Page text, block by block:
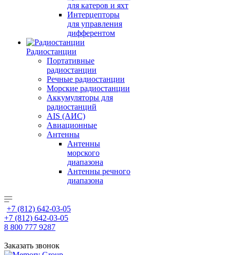
для катеров и яхт
Интерцепторы
для управления
дифферентом
Радиостанции
Портативные
радиостанции
Речные радиостанции
Морские радиостанции
Аккумуляторы для
радиостанций
AIS (АИС)
Авиационные
Антенны
Антенны
морского
диапазона
Антенны речного
диапазона
+7 (812) 642-03-05
+7 (812) 642-03-05
8 800 777 9287
Заказать звонок